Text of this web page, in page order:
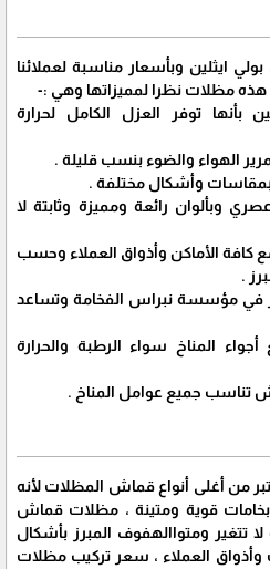
ايثلين وبأسعار مناسبة لعملائنا
هذه مظلات نظرا لمميزاتها وهي :-
بأنها توفر العزل الكامل لحرارة
الهواء والضوء بنسب قليلة .
بمقاسات وأشكال مختلفة .
وبألوان رائعة ومميزة وثابتة لا
الأماكن وأذواق العملاء وحسب
.
في مؤسسة نبراس الفخامة وتساعد
المناخ سواء الرطبة والحرارة
جميع عوامل المناخ .
أغلى أنواع قماش المظلات لأنه
بخامات قوية ومتينة ، مظلات قماش
تتغير ومتواالهفوف المبرز بأشكال
وأذواق العملاء ، سعر تركيب مظلات